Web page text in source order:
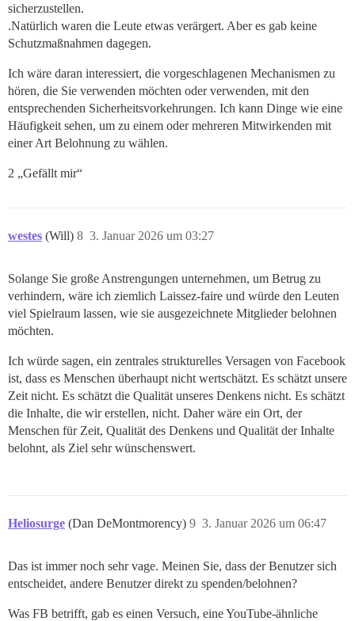
sicherzustellen.
.Natürlich waren die Leute etwas verärgert. Aber es gab keine
Schutzmaßnahmen dagegen.
Ich wäre daran interessiert, die vorgeschlagenen Mechanismen zu
hören, die Sie verwenden möchten oder verwenden, mit den
entsprechenden Sicherheitsvorkehrungen. Ich kann Dinge wie eine
Häufigkeit sehen, um zu einem oder mehreren Mitwirkenden mit
einer Art Belohnung zu wählen.
2 „Gefällt mir“
westes (Will) 3. Januar 2026 um 03:27
8
Solange Sie große Anstrengungen unternehmen, um Betrug zu
verhindern, wäre ich ziemlich Laissez-faire und würde den Leuten
viel Spielraum lassen, wie sie ausgezeichnete Mitglieder belohnen
möchten.
Ich würde sagen, ein zentrales strukturelles Versagen von Facebook
ist, dass es Menschen überhaupt nicht wertschätzt. Es schätzt unsere
Zeit nicht. Es schätzt die Qualität unseres Denkens nicht. Es schätzt
die Inhalte, die wir erstellen, nicht. Daher wäre ein Ort, der
Menschen für Zeit, Qualität des Denkens und Qualität der Inhalte
belohnt, als Ziel sehr wünschenswert.
Heliosurge (Dan DeMontmorency) 3. Januar 2026 um 06:47
9
Das ist immer noch sehr vage. Meinen Sie, dass der Benutzer sich
entscheidet, andere Benutzer direkt zu spenden/belohnen?
Was FB betrifft, gab es einen Versuch, eine YouTube-ähnliche